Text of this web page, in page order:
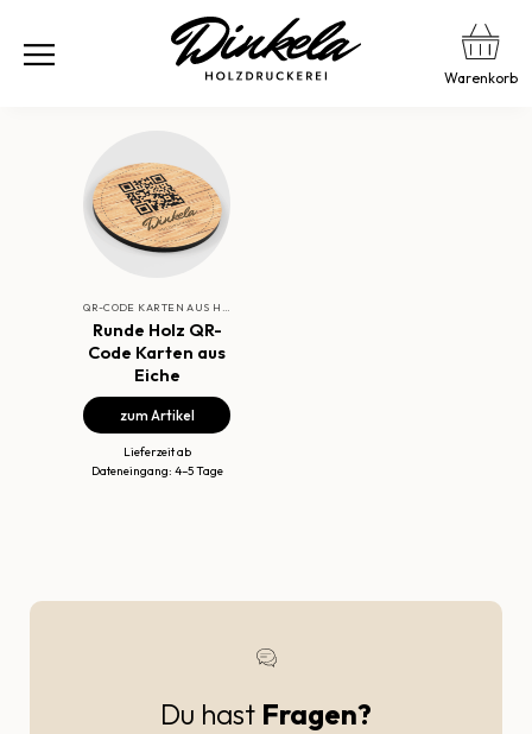
Warenkorb
QR-CODE KARTEN AUS HOLZ
Runde Holz QR-
Code Karten aus
Eiche
zum Artikel
Lieferzeit ab
Dateneingang: 4–5 Tage
Du hast Fragen?